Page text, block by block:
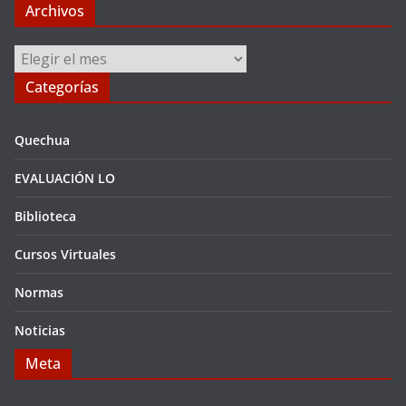
Archivos
Archivos
Categorías
Quechua
EVALUACIÓN LO
Biblioteca
Cursos Virtuales
Normas
Noticias
Meta